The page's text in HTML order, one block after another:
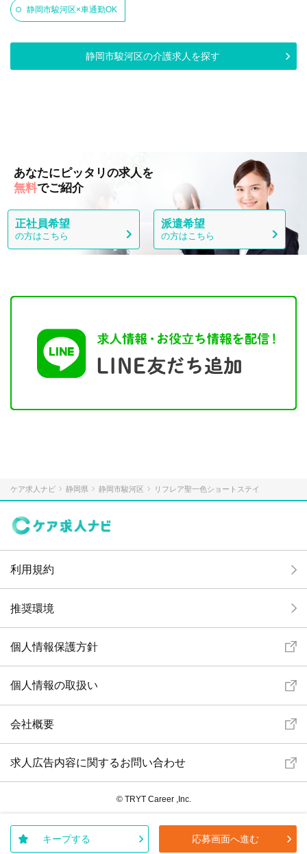
静岡市駿河区×車通勤OK
静岡市駿河区の介護求人を探す
あなたにピッタリの求人を
無料でご紹介
正社員希望
の方はこちら
派遣希望
の方はこちら
キープする 応募画面へ進む
ケア求人ナビ 静岡県 静岡市駿河区 リフレア聖一色ショートステイ
利用規約
推奨環境
個人情報保護方針
個人情報の取扱い
会社概要
求人広告内容に関するお問い合わせ
© TRYT Career ,Inc.